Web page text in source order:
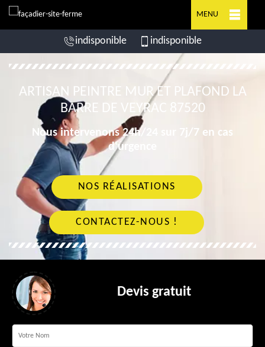
MENU
indisponible indisponible
ARTISAN PEINTRE MUR ET PLAFOND LA
BARRE DE VEYRAC 87520
Nous intervenons 24h/24 sur 7j/7 en cas
d'urgence
NOS RÉALISATIONS
CONTACTEZ-NOUS !
Devis gratuit